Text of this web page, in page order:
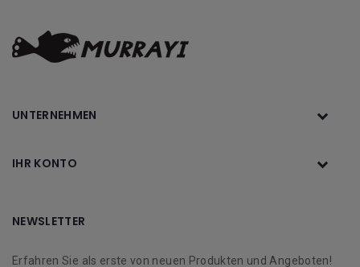
UNTERNEHMEN
IHR KONTO
NEWSLETTER
Erfahren Sie als erste von neuen Produkten und Angeboten!